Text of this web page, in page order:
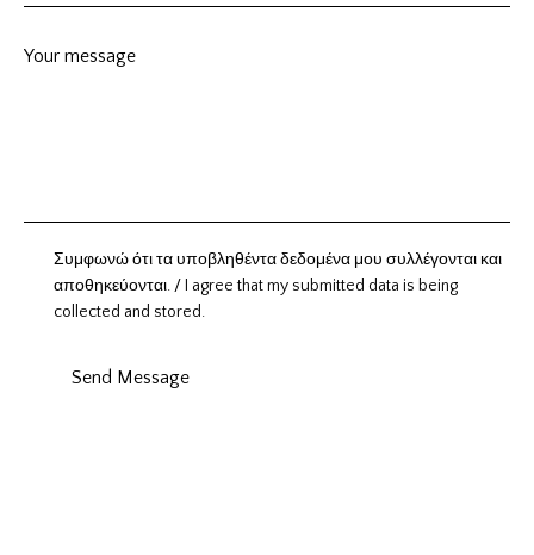
Συμφωνώ ότι τα υποβληθέντα δεδομένα μου συλλέγονται και
αποθηκεύονται. / I agree that my submitted data is being
collected and stored.
Send Message